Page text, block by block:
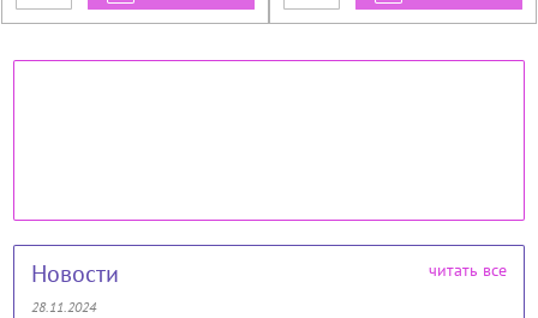
Новости читать все
28.11.2024